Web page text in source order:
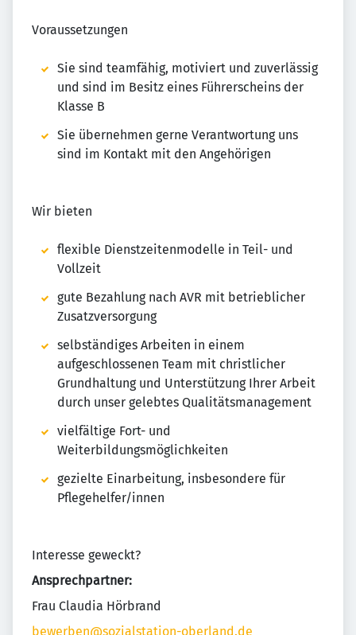
Voraussetzungen
Sie sind teamfähig, motiviert und zuverlässig
und sind im Besitz eines Führerscheins der
Klasse B
Sie übernehmen gerne Verantwortung uns
sind im Kontakt mit den Angehörigen
Wir bieten
flexible Dienstzeitenmodelle in Teil- und
Vollzeit
gute Bezahlung nach AVR mit betrieblicher
Zusatzversorgung
selbständiges Arbeiten in einem
aufgeschlossenen Team mit christlicher
Grundhaltung und Unterstützung Ihrer Arbeit
durch unser gelebtes Qualitätsmanagement
vielfältige Fort- und
Weiterbildungsmöglichkeiten
gezielte Einarbeitung, insbesondere für
Pflegehelfer/innen
Interesse geweckt?
Ansprechpartner:
Frau Claudia Hörbrand
bewerben@sozialstation-oberland.de